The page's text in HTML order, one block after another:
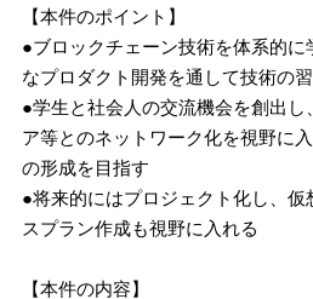
【本件のポイント】
●ブロックチェーン技術を体系的
なプロダクト開発を通して技術の
●学生と社会人の交流機会を創出
ア等とのネットワーク化を視野に
の形成を目指す
●将来的にはプロジェクト化し、
スプラン作成も視野に入れる
【本件の内容】